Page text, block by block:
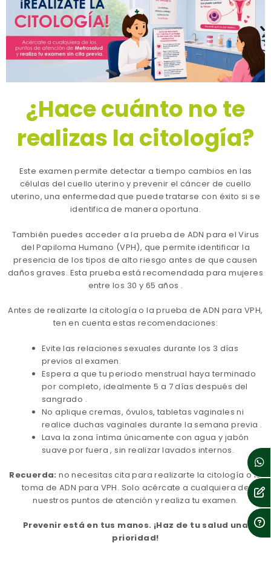
¿Hace cuánto no te
realizas la citología?
Este examen permite detectar a tiempo cambios en las
células del cuello uterino y prevenir el cáncer de cuello
uterino, una enfermedad que puede tratarse con éxito si se
identifica de manera oportuna.
También puedes acceder a la prueba de ADN para el Virus
del Papiloma Humano (VPH), que permite identificar la
presencia de los tipos de alto riesgo antes de que causen
daños graves. Esta prueba está recomendada para mujeres
entre los 30 y 65 años .
Antes de realizarte la citología o la prueba de ADN para VPH,
ten en cuenta estas recomendaciones:
Evite las relaciones sexuales durante los 3 días
previos al examen.
Espera a que tu periodo menstrual haya terminado
por completo, idealmente 5 a 7 días después del
sangrado .
No aplique cremas, óvulos, tabletas vaginales ni
realice duchas vaginales durante la semana previa .
Lava la zona íntima únicamente con agua y jabón
suave por fuera , sin realizar lavados internos.
Recuerda: no necesitas cita para realizarte la citología o la
toma de ADN para VPH. Solo acércate a cualquiera de
nuestros puntos de atención y realiza tu examen.
Prevenir está en tus manos. ¡Haz de tu salud una
prioridad!